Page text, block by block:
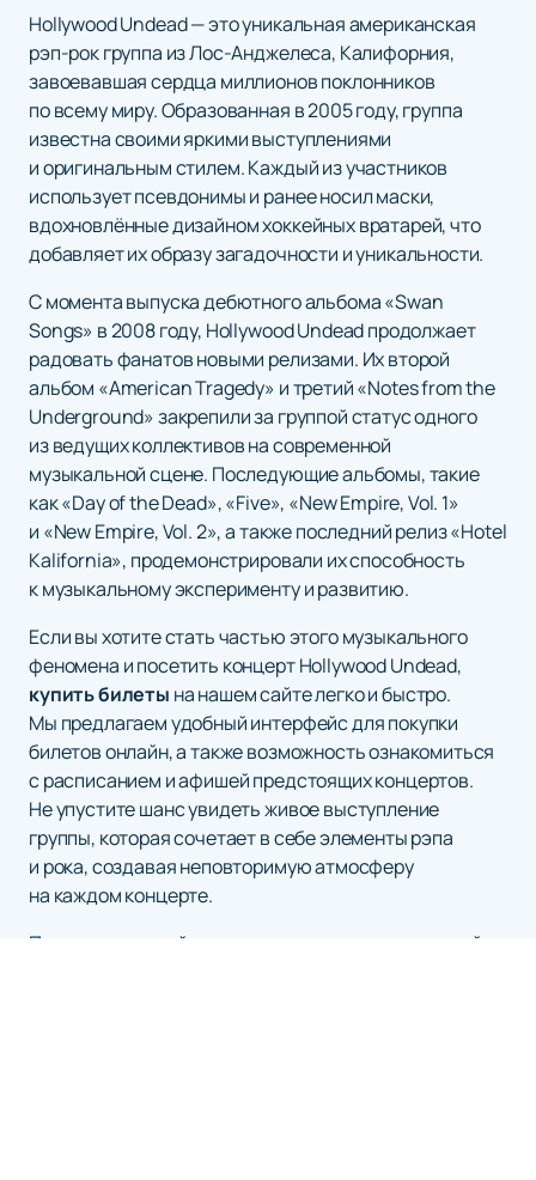
Hollywood Undead — это уникальная американская
рэп-рок группа из Лос-Анджелеса, Калифорния,
завоевавшая сердца миллионов поклонников
по всему миру. Образованная в 2005 году, группа
известна своими яркими выступлениями
и оригинальным стилем. Каждый из участников
использует псевдонимы и ранее носил маски,
вдохновлённые дизайном хоккейных вратарей, что
добавляет их образу загадочности и уникальности.
С момента выпуска дебютного альбома «Swan
Songs» в 2008 году, Hollywood Undead продолжает
радовать фанатов новыми релизами. Их второй
альбом «American Tragedy» и третий «Notes from the
Underground» закрепили за группой статус одного
из ведущих коллективов на современной
музыкальной сцене. Последующие альбомы, такие
как «Day of the Dead», «Five», «New Empire, Vol. 1»
и «New Empire, Vol. 2», а также последний релиз «Hotel
Kalifornia», продемонстрировали их способность
к музыкальному эксперименту и развитию.
Если вы хотите стать частью этого музыкального
феномена и посетить концерт Hollywood Undead,
купить билеты на нашем сайте легко и быстро.
Мы предлагаем удобный интерфейс для покупки
билетов онлайн, а также возможность ознакомиться
с расписанием и афишей предстоящих концертов.
Не упустите шанс увидеть живое выступление
группы, которая сочетает в себе элементы рэпа
и рока, создавая неповторимую атмосферу
на каждом концерте.
Посетите наш сайт для получения дополнительной